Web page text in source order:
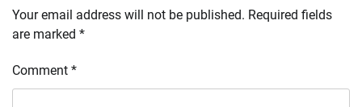
Your email address will not be published. Required fields
are marked *
Comment *